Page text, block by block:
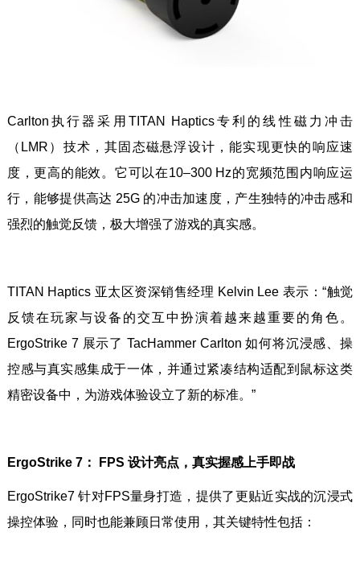
Carlton执行器采用TITAN Haptics专利的线性磁力冲击
（LMR）技术，其固态磁悬浮设计，能实现更快的响应速
度，更高的能效。它可以在10–300 Hz的宽频范围内响应运
行，能够提供高达 25G 的冲击加速度，产生独特的冲击感和
强烈的触觉反馈，极大增强了游戏的真实感。
TITAN Haptics 亚太区资深销售经理 Kelvin Lee 表示：“触觉
反馈在玩家与设备的交互中扮演着越来越重要的角色。
ErgoStrike 7 展示了 TacHammer Carlton 如何将沉浸感、操
控感与真实感集成于一体，并通过紧凑结构适配到鼠标这类
精密设备中，为游戏体验设立了新的标准。”
ErgoStrike 7： FPS 设计亮点，真实握感上手即战
ErgoStrike7 针对FPS量身打造，提供了更贴近实战的沉浸式
操控体验，同时也能兼顾日常使用，其关键特性包括：